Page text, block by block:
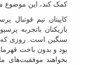
کمک کند، این موضوع ما
کاپیتان تیم فوتبال
بازیکنان باتجربه
سنگین است. روزی که
بود و بدون باخت
بخواهند موفقیت‌های